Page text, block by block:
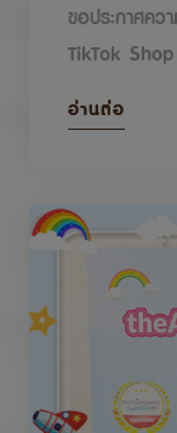
ขอประกาศคว
TikTok
อ่านต่อ